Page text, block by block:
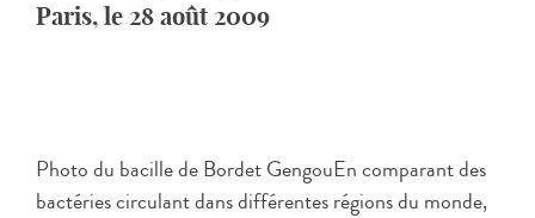
Paris, le 28 août 2009
Photo du bacille de Bordet GengouEn comparant des
bactéries circulant dans différentes régions du monde,